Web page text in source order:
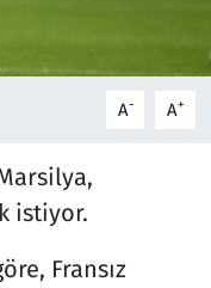
A- A+
istiyor.
Fransız